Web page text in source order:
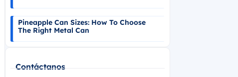
Pineapple Can Sizes: How To Choose
The Right Metal Can
Contáctanos